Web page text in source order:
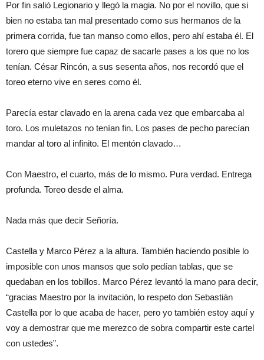
Por fin salió Legionario y llegó la magia. No por el novillo, que si
bien no estaba tan mal presentado como sus hermanos de la
primera corrida, fue tan manso como ellos, pero ahí estaba él. El
torero que siempre fue capaz de sacarle pases a los que no los
tenían. César Rincón, a sus sesenta años, nos recordó que el
toreo eterno vive en seres como él.
Parecía estar clavado en la arena cada vez que embarcaba al
toro. Los muletazos no tenían fin. Los pases de pecho parecían
mandar al toro al infinito. El mentón clavado…
Con Maestro, el cuarto, más de lo mismo. Pura verdad. Entrega
profunda. Toreo desde el alma.
Nada más que decir Señoría.
Castella y Marco Pérez a la altura. También haciendo posible lo
imposible con unos mansos que solo pedían tablas, que se
quedaban en los tobillos. Marco Pérez levantó la mano para decir,
“gracias Maestro por la invitación, lo respeto don Sebastián
Castella por lo que acaba de hacer, pero yo también estoy aquí y
voy a demostrar que me merezco de sobra compartir este cartel
con ustedes”.